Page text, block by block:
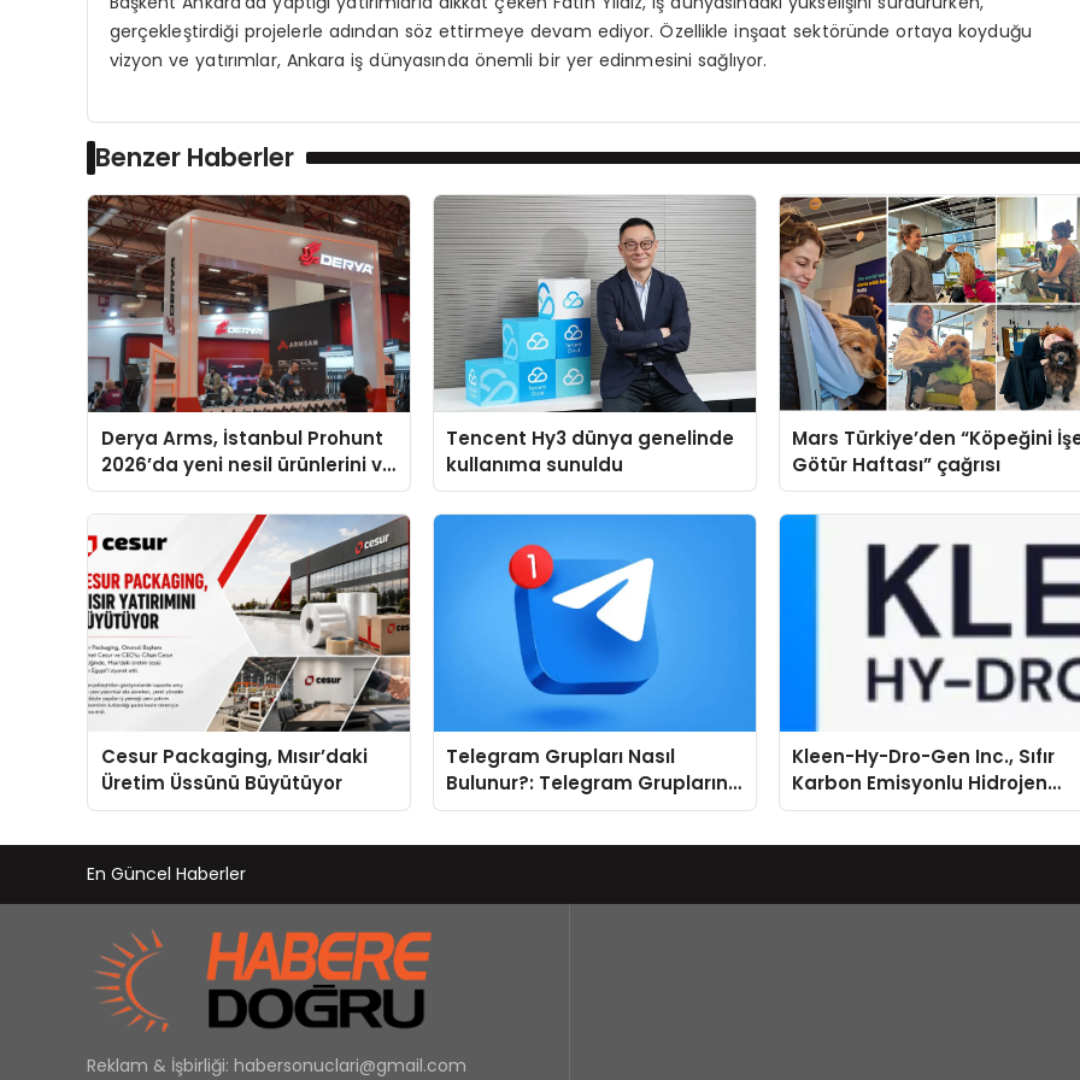
gerçekleştirdiği projelerle adından söz ettirmeye devam ediyor. Özellikle inşaat sektöründe ortaya koyduğu
vizyon ve yatırımlar, Ankara iş dünyasında önemli bir yer edinmesini sağlıyor.
Benzer Haberler
Derya Arms, İstanbul Prohunt
2026’da yeni nesil ürünlerini ve
global marka vizyonunu
sergiledi
Tencent Hy3 dünya genelinde
kullanıma sunuldu
Mars Türkiye’den “Köpeğini
Götür Haftası” çağrısı
Cesur Packaging, Mısır’daki
Üretim Üssünü Büyütüyor
Telegram Grupları Nasıl
Bulunur?: Telegram Gruplarını
Kategorilere Göre Keşfedin
Kleen-Hy-Dro-Gen Inc., Sıfır
Karbon Emisyonlu Hidrojen
Isıtma Teknolojisinde ISO ve
En Güncel Haberler
Reklam & İşbirliği: habersonuclari@gmail.com